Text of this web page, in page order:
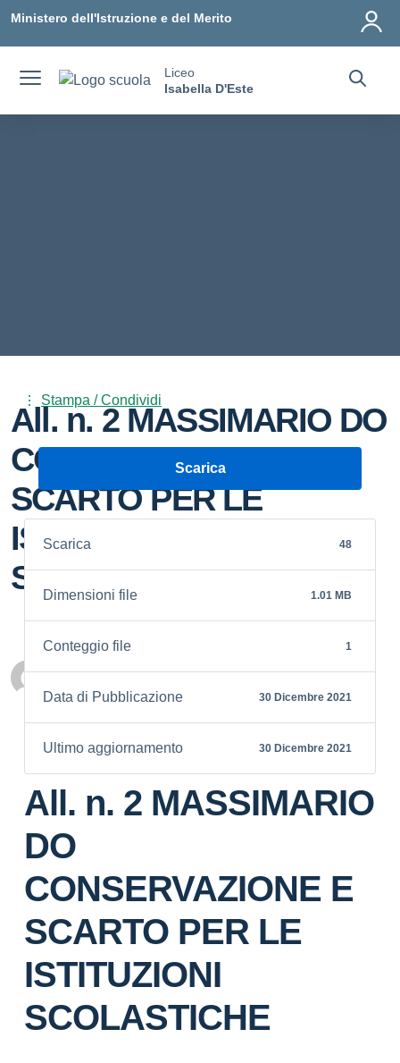
Ministero dell'Istruzione e del Merito
Liceo
Isabella D'Este
All. n. 2 MASSIMARIO DO
CONSERVAZIONE E
SCARTO PER LE
ISTITUZIONI
SCOLASTICHE
Personale scolastico
Stampa / Condividi
Scarica
Scarica 48
Dimensioni file 1.01 MB
Conteggio file 1
Data di Pubblicazione 30 Dicembre 2021
Ultimo aggiornamento 30 Dicembre 2021
All. n. 2 MASSIMARIO
DO
CONSERVAZIONE E
SCARTO PER LE
ISTITUZIONI
SCOLASTICHE